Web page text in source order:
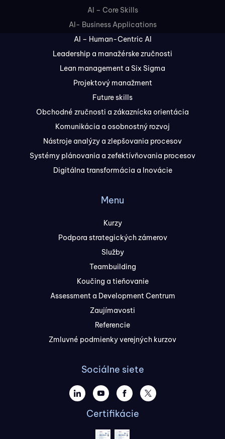
AI – Core Skills
AI- Business Applications
AI – Human-Centric AI
Leadership a manažérske zručnosti
Lean management a Six Sigma
Projektový manažment
Future skills
Obchodné zručnosti a zákaznícka orientácia
Komunikácia a osobnostný rozvoj
Nástroje analýzy a zlepšovania procesov
Systémy plánovania a zefektívňovania procesov
Digitálna transformácia a Inovácie
Menu
Kurzy
Podpora strategických zámerov
Služby
Teambuilding
Koučing a tieňovanie
Assessment a Development Centrum
Zaujímavosti
Referencie
Zmluvné podmienky verejných kurzov
Sociálne siete
Certifikácie